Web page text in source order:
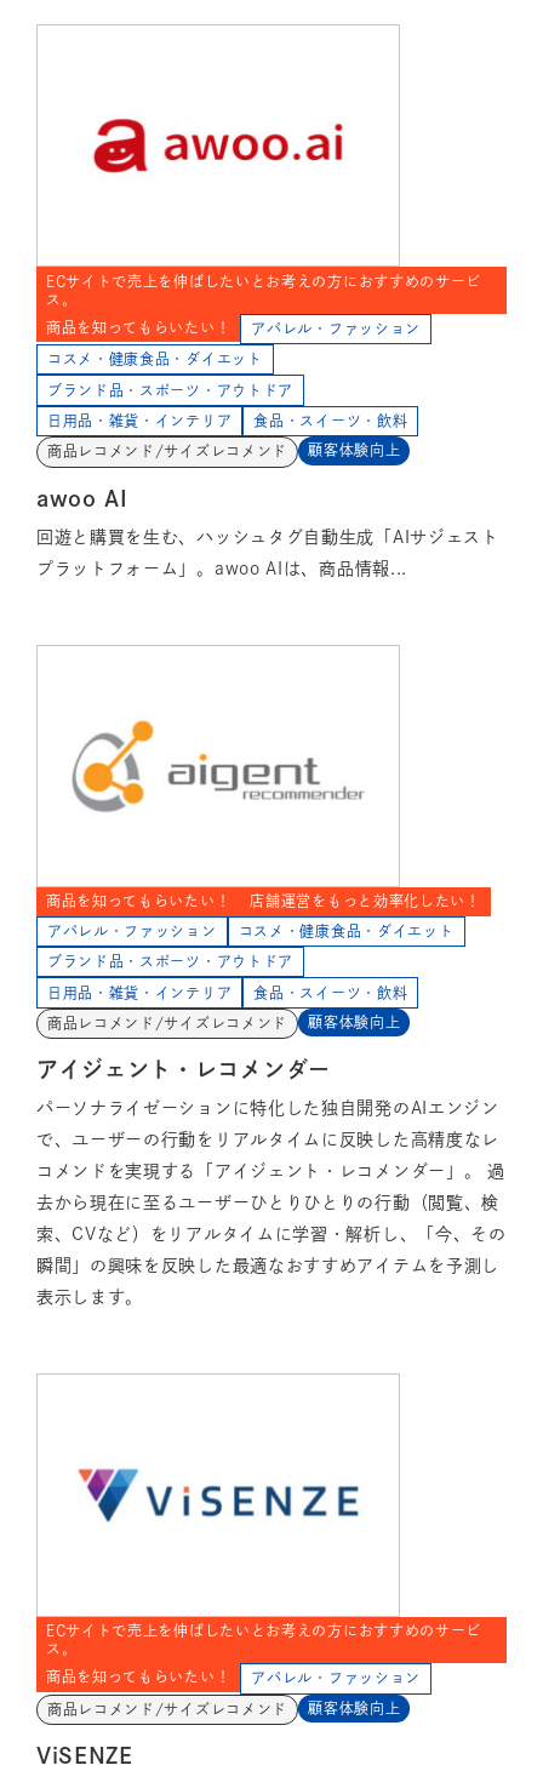
ECサイトで売上を伸ばしたいとお考えの方におすすめのサービ
ス。
商品を知ってもらいたい！
アパレル・ファッション
コスメ・健康食品・ダイエット
ブランド品・スポーツ・アウトドア
日用品・雑貨・インテリア 食品・スイーツ・飲料
商品レコメンド/サイズレコメンド 顧客体験向上
awoo AI
回遊と購買を生む、ハッシュタグ自動生成「AIサジェスト
プラットフォーム」。awoo AIは、商品情報...
商品を知ってもらいたい！ 店舗運営をもっと効率化したい！
アパレル・ファッション コスメ・健康食品・ダイエット
ブランド品・スポーツ・アウトドア
日用品・雑貨・インテリア 食品・スイーツ・飲料
商品レコメンド/サイズレコメンド 顧客体験向上
アイジェント・レコメンダー
パーソナライゼーションに特化した独自開発のAIエンジン
で、ユーザーの行動をリアルタイムに反映した高精度なレ
コメンドを実現する「アイジェント・レコメンダー」。 過
去から現在に至るユーザーひとりひとりの行動（閲覧、検
索、CVなど）をリアルタイムに学習・解析し、「今、その
瞬間」の興味を反映した最適なおすすめアイテムを予測し
表示します。
ECサイトで売上を伸ばしたいとお考えの方におすすめのサービ
ス。
商品を知ってもらいたい！
アパレル・ファッション
商品レコメンド/サイズレコメンド 顧客体験向上
ViSENZE